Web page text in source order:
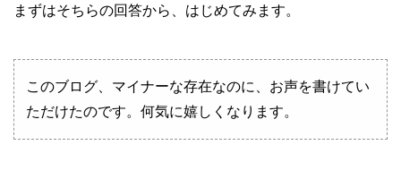
まずはそちらの回答から、はじめてみます。
このブログ、マイナーな存在なのに、お声を書けてい
ただけたのです。何気に嬉しくなります。